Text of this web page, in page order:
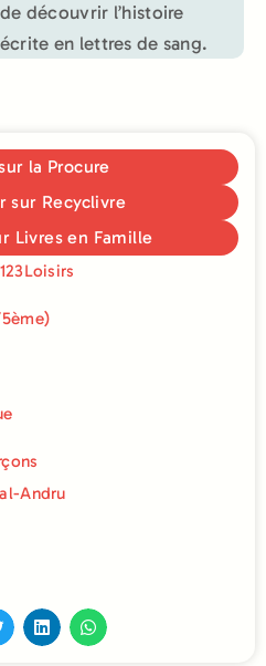
découvrir l’histoire
en lettres de sang.
la Procure
sur Recyclivre
Livres en Famille
Andru